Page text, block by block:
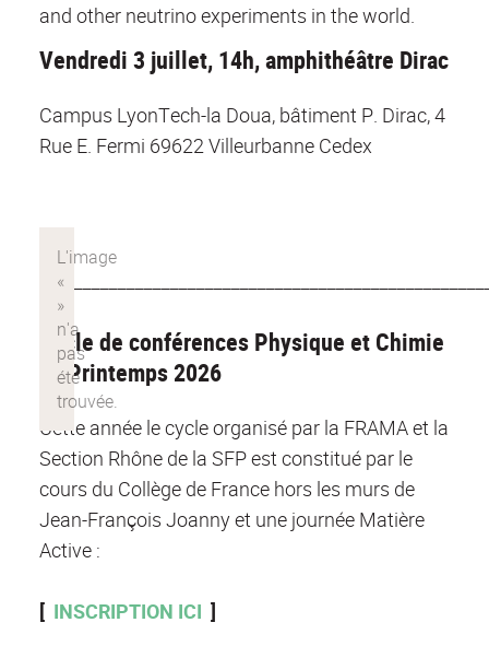
and other neutrino experiments in the world.
Vendredi 3 juillet, 14h, amphithéâtre Dirac
Campus LyonTech-la Doua, bâtiment P. Dirac, 4
Rue E. Fermi 69622 Villeurbanne Cedex
Cycle de conférences Physique et Chimie
au Printemps 2026
Cette année le cycle organisé par la FRAMA et la
Section Rhône de la SFP est constitué par le
cours du Collège de France hors les murs de
Jean-François Joanny et une journée Matière
Active :
[ INSCRIPTION ICI ]